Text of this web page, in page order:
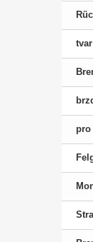
pro